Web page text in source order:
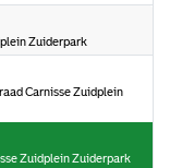
Zuiderpark
Carnisse Zuidplein
Zuidplein Zuiderpark